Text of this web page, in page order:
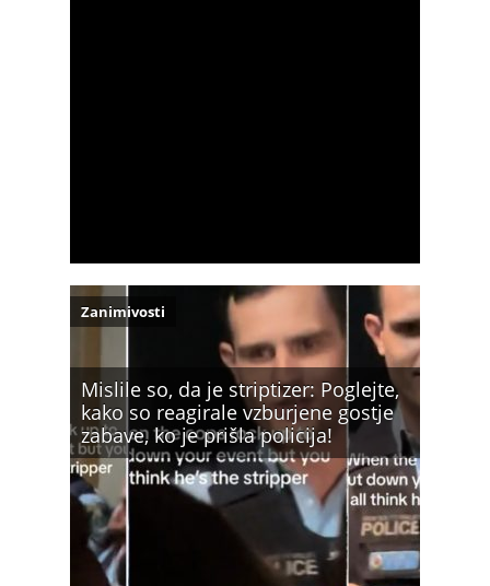
Mislile so, da je striptizer: Poglejte,
kako so reagirale vzburjene gostje
zabave, ko je prišla policija!
Zanimivosti